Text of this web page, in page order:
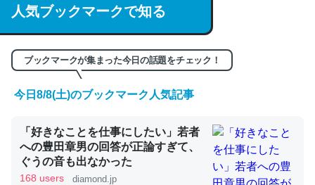
/064121
─GPTの仕組みと限界についての考察（１） - conceptualization
くらい。小説でいう「ずっと前の伏線」は回収されないけ
ど、短期記憶というには多い分量。進化すればするほど分
かりやすく強くなりそう
人気ブックマークで知る
ブックマークが集まった今日の話題をチェック！
今日8/8(土)のブックマーク人気記事
「好きなことを仕事にしたい」若者
への豊田章男の回答が正論すぎて、
ぐうの音も出なかった
168 users diamond.jp